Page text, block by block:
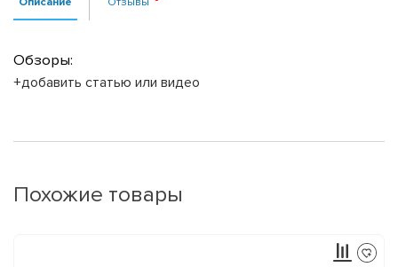
Обзоры:
+добавить статью или видео
Похожие товары